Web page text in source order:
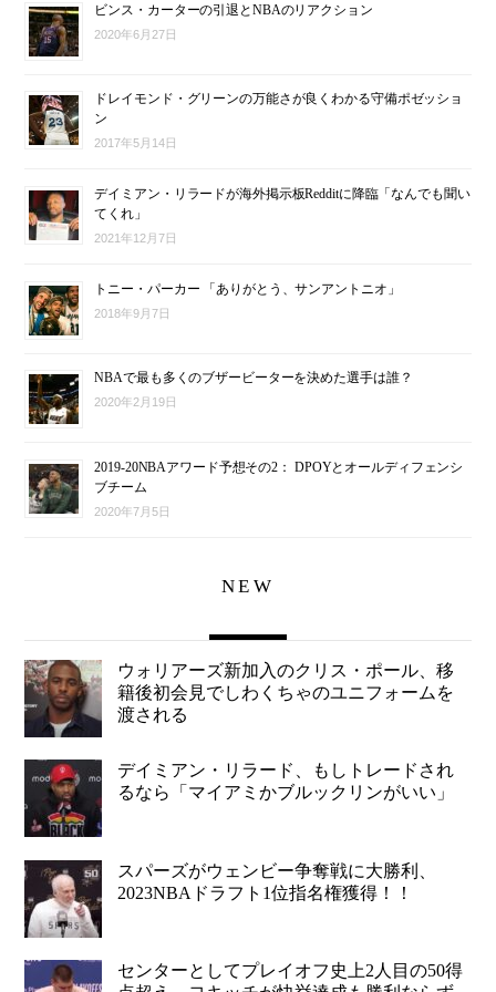
ビンス・カーターの引退とNBAのリアクション
2020年6月27日
ドレイモンド・グリーンの万能さが良くわかる守備ポゼッショ
ン
2017年5月14日
デイミアン・リラードが海外掲示板Redditに降臨「なんでも聞い
てくれ」
2021年12月7日
トニー・パーカー 「ありがとう、サンアントニオ」
2018年9月7日
NBAで最も多くのブザービーターを決めた選手は誰？
2020年2月19日
2019-20NBAアワード予想その2： DPOYとオールディフェンシ
ブチーム
2020年7月5日
NEW
ウォリアーズ新加入のクリス・ポール、移
籍後初会見でしわくちゃのユニフォームを
渡される
デイミアン・リラード、もしトレードされ
るなら「マイアミかブルックリンがいい」
スパーズがウェンビー争奪戦に大勝利、
2023NBAドラフト1位指名権獲得！！
センターとしてプレイオフ史上2人目の50得